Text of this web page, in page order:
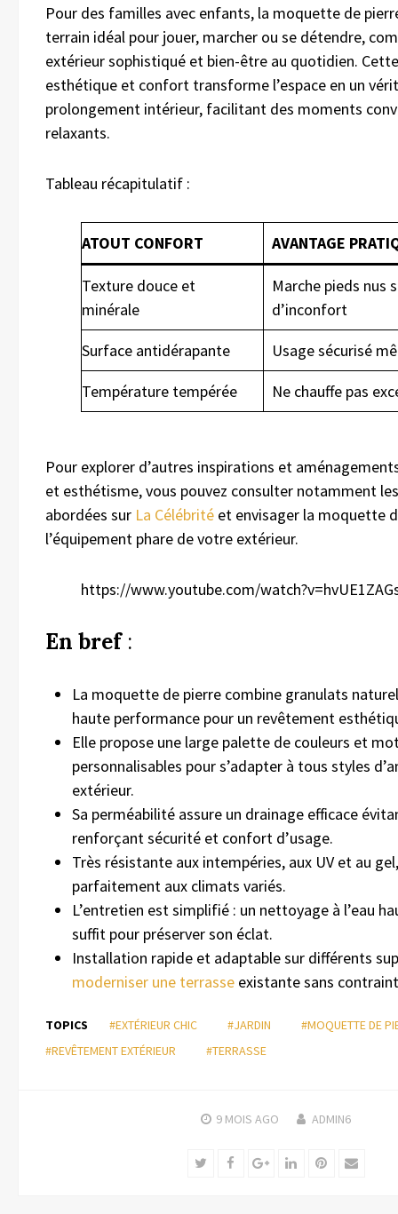
Pour des familles avec enfants, la moquette de
terrain idéal pour jouer, marcher ou se détendre,
extérieur sophistiqué et bien-être au quotidien.
esthétique et confort transforme l’espace en un
prolongement intérieur, facilitant des moments
relaxants.
Tableau récapitulatif :
ATOUT CONFORT AVANTAGE
Texture douce et
minérale
Marche pieds nus
d’inconfort
Surface antidérapante
Usage sécurisé
Température tempérée
Ne chauffe pas
Pour explorer d’autres inspirations et
et esthétisme, vous pouvez consulter notamment
abordées sur La Célébrité et envisager la moquette
l’équipement phare de votre extérieur.
https://www.youtube.com/
En bref:
La moquette de pierre combine granulats
haute performance pour un revêtement
Elle propose une large palette de couleurs et
personnalisables pour s’adapter à tous styles
extérieur.
Sa perméabilité assure un drainage efficace
renforçant sécurité et confort d’usage.
Très résistante aux intempéries, aux UV et au
parfaitement aux climats variés.
L’entretien est simplifié : un nettoyage à l’eau
suffit pour préserver son éclat.
Installation rapide et adaptable sur différents
moderniser une terrasse existante sans
TOPICS #EXTÉRIEUR CHIC #JARDIN
#MOQUETTE DE
#REVÊTEMENT EXTÉRIEUR
#TERRASSE
9 MOIS AGO ADMIN6
TwitterFacebookGoogle+LinkedInPinterest
Email